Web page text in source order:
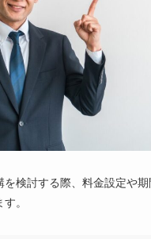
を検討する際、料金設定や
。